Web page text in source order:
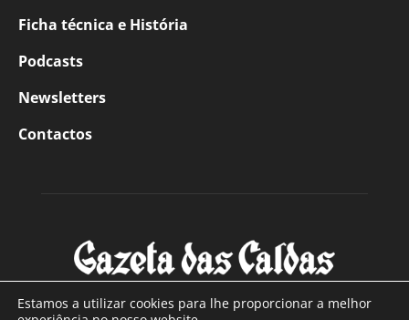
Ficha técnica e História
Podcasts
Newsletters
Contactos
Estamos a utilizar cookies para lhe proporcionar a melhor